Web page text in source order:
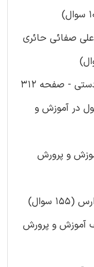
علی صفائی حائری
- صفحه 312
در آموزش و
آموزش و پرورش
آموزش و پرورش